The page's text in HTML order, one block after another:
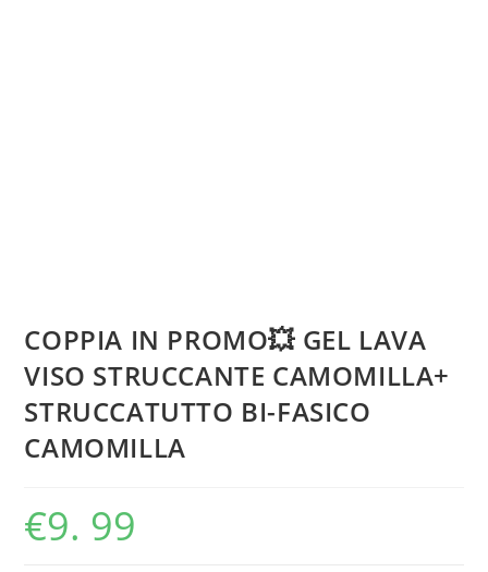
COPPIA IN PROMO💥 GEL LAVA
VISO STRUCCANTE CAMOMILLA+
STRUCCATUTTO BI-FASICO
CAMOMILLA
€9. 99